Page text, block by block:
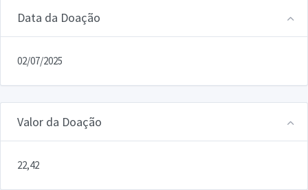
Data da Doação
02/07/2025
Valor da Doação
22,42